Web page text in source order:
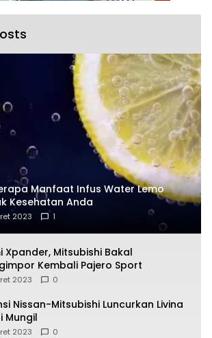
Manfaat Infus Water Lemo
Kesehatan Anda
2023 1
Xpander, Mitsubishi Bakal
Kembali Pajero Sport
2023 0
Nissan-Mitsubishi Luncurkan Livina
Mungil
2023 0